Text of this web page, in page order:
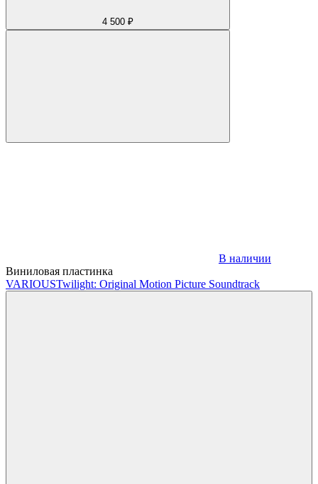
4 500 ₽
В наличии
Виниловая пластинка
VARIOUSTwilight: Original Motion Picture Soundtrack